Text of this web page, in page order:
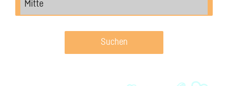
Suchen